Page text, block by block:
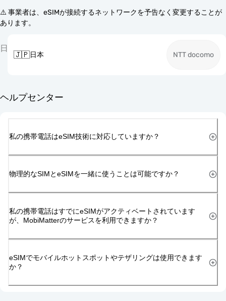
⚠️ 事業者は、eSIMが接続するネットワークを予告なく変更することが
あります。
日
🇯🇵日本 NTT docomo
ヘルプセンター
私の携帯電話はeSIM技術に対応していますか？
物理的なSIMとeSIMを一緒に使うことは可能ですか？
私の携帯電話はすでにeSIMがアクティベートされています
が、MobiMatterのサービスを利用できますか？
eSIMでモバイルホットスポットやテザリングは使用できます
か？